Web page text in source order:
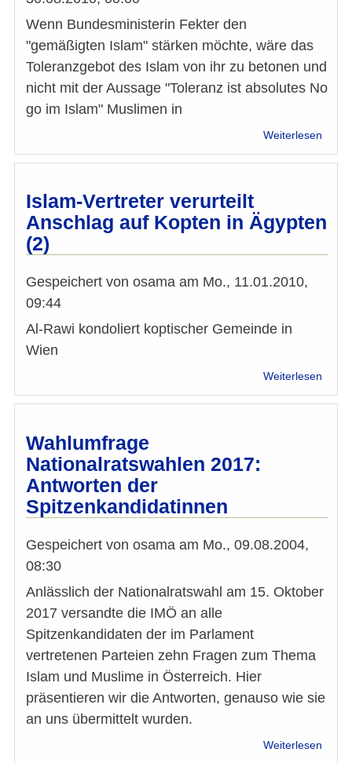
Wenn Bundesministerin Fekter den
"gemäßigten Islam" stärken möchte, wäre das
Toleranzgebot des Islam von ihr zu betonen und
nicht mit der Aussage "Toleranz ist absolutes No
go im Islam" Muslimen in
Weiterlesen
im
Islam-Vertreter verurteilt
Anschlag auf Kopten in Ägypten
(2)
Gespeichert von osama am Mo., 11.01.2010,
09:44
Al-Rawi kondoliert koptischer Gemeinde in
Wien
Weiterlesen
(2)
Wahlumfrage
Nationalratswahlen 2017:
Antworten der
Spitzenkandidatinnen
Gespeichert von osama am Mo., 09.08.2004,
08:30
Anlässlich der Nationalratswahl am 15. Oktober
2017 versandte die IMÖ an alle
Spitzenkandidaten der im Parlament
vertretenen Parteien zehn Fragen zum Thema
Islam und Muslime in Österreich. Hier
präsentieren wir die Antworten, genauso wie sie
an uns übermittelt wurden.
Weiterlesen